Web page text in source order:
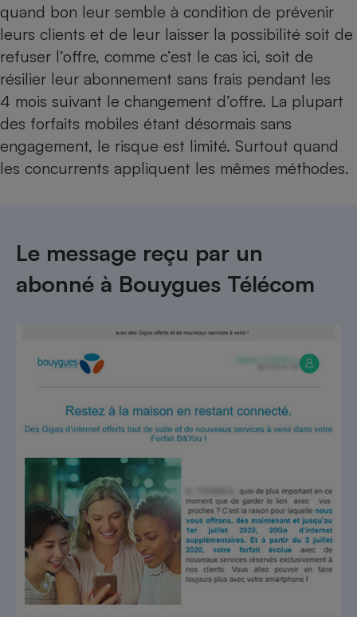
quand bon leur semble à condition de prévenir
leurs clients et de leur laisser la possibilité soit de
refuser l’offre, comme c’est le cas ici, soit de
résilier leur abonnement sans frais pendant les
4 mois suivant le changement d’offre. La plupart
des forfaits mobiles étant désormais sans
engagement, le risque est limité. Surtout quand
les concurrents appliquent les mêmes méthodes.
Le message reçu par un
abonné à Bouygues Télécom